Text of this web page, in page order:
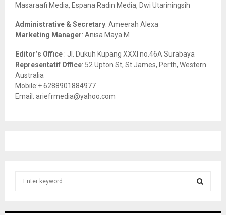
Masaraafi Media, Espana Radin Media, Dwi Utariningsih
Administrative & Secretary: Ameerah Alexa
Marketing Manager: Anisa Maya M
Editor’s Office : Jl. Dukuh Kupang XXXI no.46A Surabaya
Representatif Office: 52 Upton St, St James, Perth, Western
Australia
Mobile:+ 6288901884977
Email: ariefrmedia@yahoo.com